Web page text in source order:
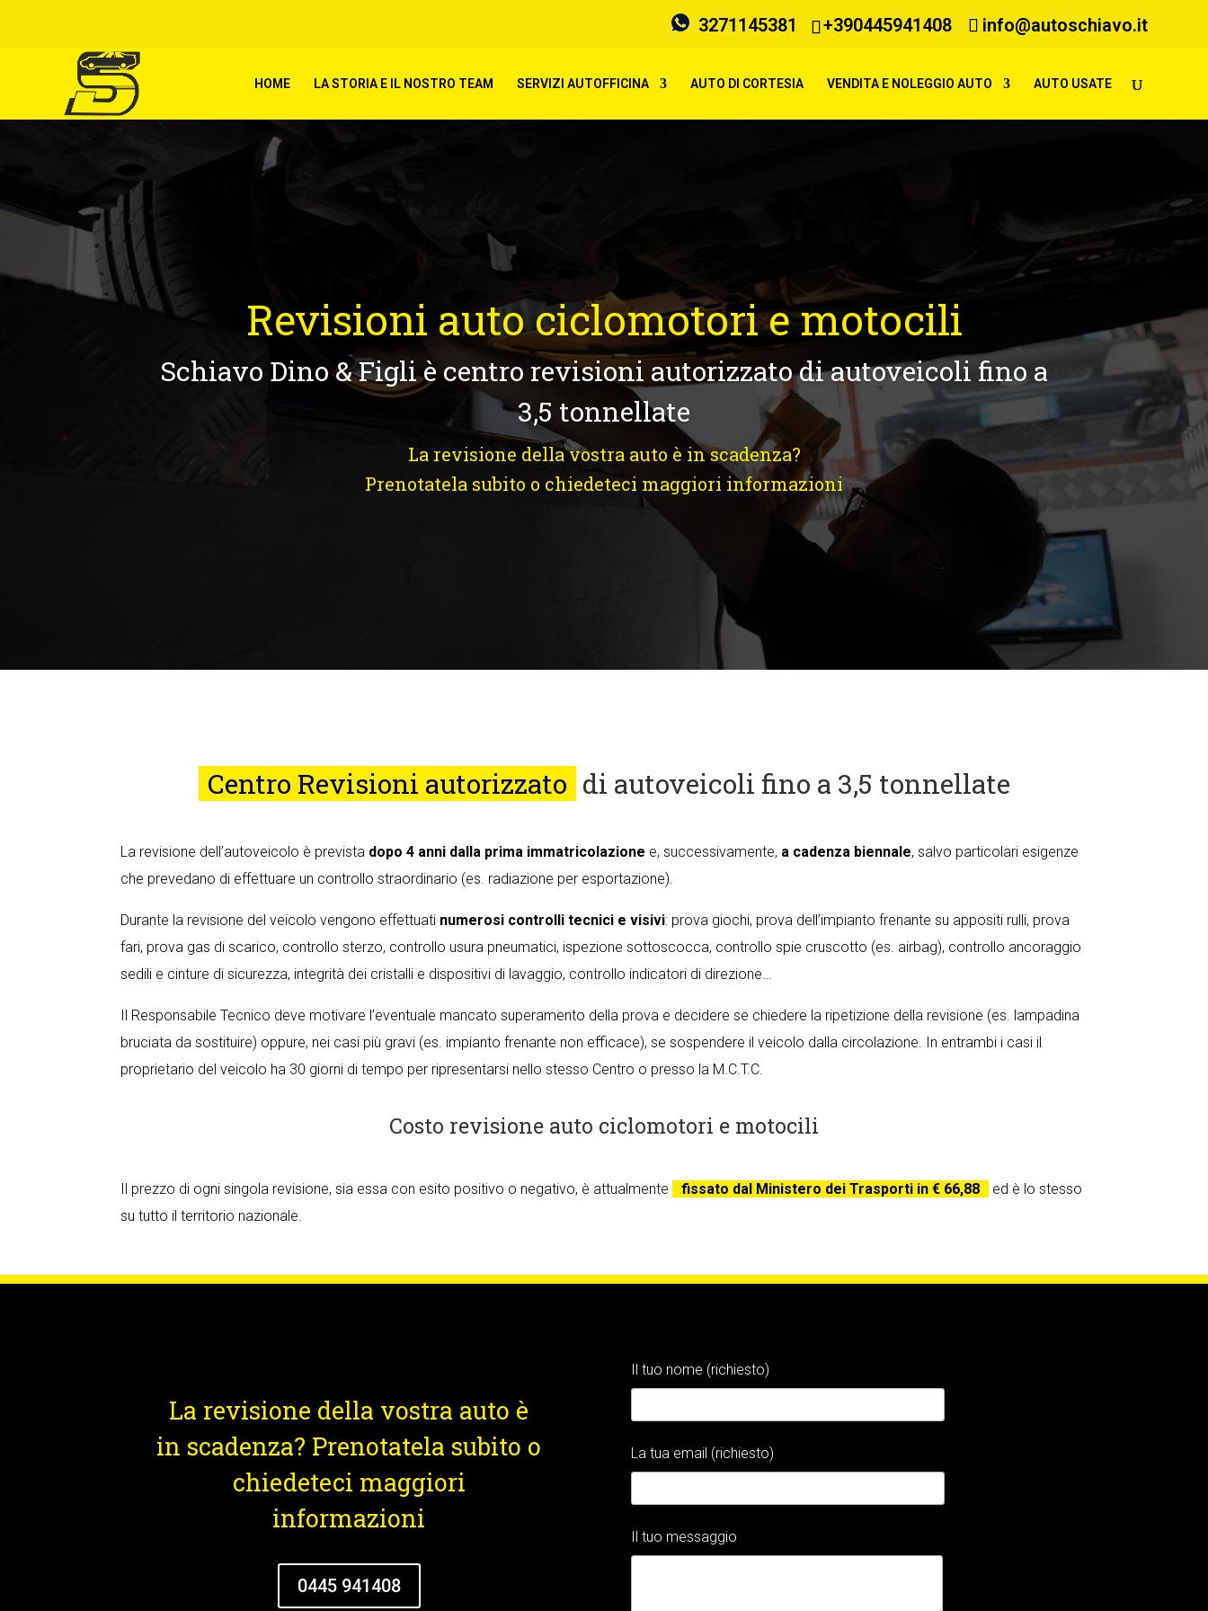
3271145381 +390445941408 info@autoschiavo.it
HOME LA STORIA E IL NOSTRO TEAM SERVIZI AUTOFFICINA AUTO DI CORTESIA VENDITA E NOLEGGIO AUTO AUTO USATE
Revisioni auto ciclomotori e motocili
Schiavo Dino & Figli è centro revisioni autorizzato di autoveicoli fino a
3,5 tonnellate
La revisione della vostra auto è in scadenza?
Prenotatela subito o chiedeteci maggiori informazioni
Centro Revisioni autorizzato di autoveicoli fino a 3,5 tonnellate
La revisione dell’autoveicolo è prevista dopo 4 anni dalla prima immatricolazione e, successivamente, a cadenza biennale, salvo particolari esigenze
che prevedano di effettuare un controllo straordinario (es. radiazione per esportazione).
Durante la revisione del veicolo vengono effettuati numerosi controlli tecnici e visivi: prova giochi, prova dell’impianto frenante su appositi rulli, prova
fari, prova gas di scarico, controllo sterzo, controllo usura pneumatici, ispezione sottoscocca, controllo spie cruscotto (es. airbag), controllo ancoraggio
sedili e cinture di sicurezza, integrità dei cristalli e dispositivi di lavaggio, controllo indicatori di direzione…
Il Responsabile Tecnico deve motivare l’eventuale mancato superamento della prova e decidere se chiedere la ripetizione della revisione (es. lampadina
bruciata da sostituire) oppure, nei casi più gravi (es. impianto frenante non efficace), se sospendere il veicolo dalla circolazione. In entrambi i casi il
proprietario del veicolo ha 30 giorni di tempo per ripresentarsi nello stesso Centro o presso la M.C.T.C.
Costo revisione auto ciclomotori e motocili
Il prezzo di ogni singola revisione, sia essa con esito positivo o negativo, è attualmente fissato dal Ministero dei Trasporti in € 66,88
ed è lo stesso
su tutto il territorio nazionale.
La revisione della vostra auto è
in scadenza? Prenotatela subito o
chiedeteci maggiori
informazioni
0445 941408
Il tuo nome (richiesto)
La tua email (richiesto)
Il tuo messaggio